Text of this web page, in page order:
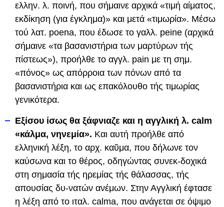
ελλην. λ. ποινή, που σήμαινε αρχικά «τιμή αίματος,
εκδίκηση (για έγκλημα)» και μετά «τιμωρία». Μέσω
τού λατ. poena, που έδωσε το γαλλ. peine (αρχικά
σήμαινε «τα βασανιστήρια των μαρτύρων τής
πίστεως»), προήλθε το αγγλ. pain με τη σημ.
«πόνος» ως απόρροια των πόνων από τα
βασανιστήρια και ως επακόλουθο τής τιμωρίας
γενικότερα.
Εξίσου ίσως θα ξάφνιαζε και η αγγλική λ. calm
«κάλμα, νηνεμία». Και αυτή προήλθε από
ελληνική λέξη, το αρχ. καῦμα, που δήλωνε τον
καύσωνα και το θέρος, οδηγώντας συνεκ-δοχικά
στη σημασία τής ηρεμίας τής θάλασσας, τής
απουσίας δυ-νατών ανέμων. Στην Αγγλική έφτασε
η λέξη από το ιταλ. calma, που ανάγεται σε όψιμο